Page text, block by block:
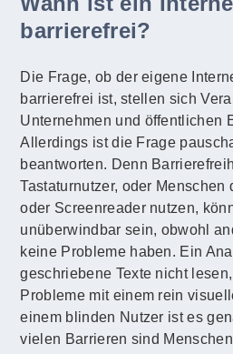
barrierefrei?
Die Frage, ob der eigene
barrierefrei ist, stellen sich
Unternehmen und öffentlichen
Allerdings ist die Frage
beantworten. Denn
Tastaturnutzer, oder Menschen
oder Screenreader nutzen,
unüberwindbar sein, obwohl
keine Probleme haben. Ein
geschriebene Texte nicht
Probleme mit einem rein
einem blinden Nutzer ist es
vielen Barrieren sind